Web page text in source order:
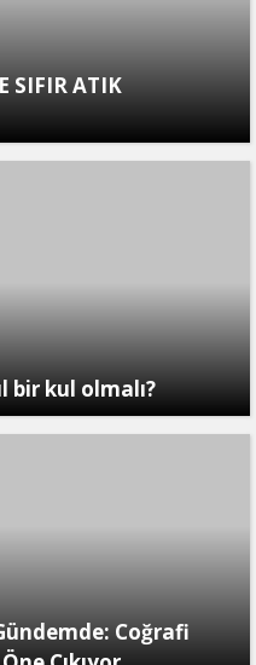
SIFIR ATIK
bir kul olmalı?
Coğrafi